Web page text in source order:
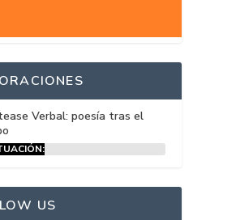
Verbal: poesía tras el
US